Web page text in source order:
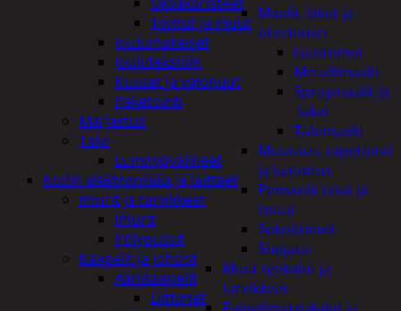
Maalit, lakat ja
ohentimet
Liuottimet
Metallimaalit
Spraymaalit ja
-lakat
Talomaalit
Muuraus, tapetointi
ja laatoitus
Pensselit telat ja
lastat
Sekoittimet
Suojaus
Muut työkalut ja
tarvikkeet
Tontut ja muut
Joulumakeiset
Joulutekstiilit
Kuuset ja valopuut
Paketointi
Marjastus
Talvi
Lumityövälineet
Kodin elektroniikka ja laitteet
Imurit ja tarvikkeet
Imurit
Pölypussit
Kaapelit ja johdot
Äänikaapelit
Liittimet